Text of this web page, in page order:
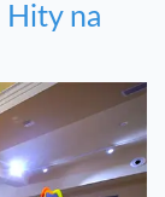
Hity na